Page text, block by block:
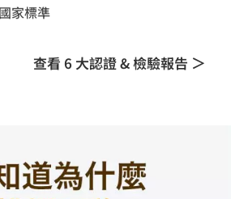
家標準
查看 6 大認證 & 檢驗報告 ＞